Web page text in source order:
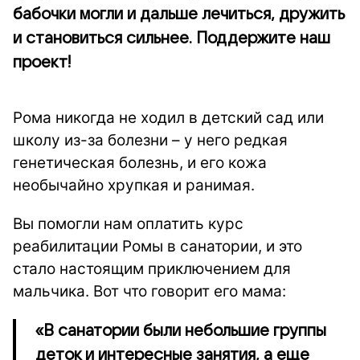
бабочки могли и дальше лечиться, дружить
и становиться сильнее. Поддержите наш
проект!
Рома никогда не ходил в детский сад или
школу из-за болезни – у него редкая
генетическая болезнь, и его кожа
необычайно хрупкая и ранимая.
Вы помогли нам оплатить курс
реабилитации Ромы в санатории, и это
стало настоящим приключением для
мальчика. Вот что говорит его мама:
«В санатории были небольшие группы
деток и интересные занятия, а еще